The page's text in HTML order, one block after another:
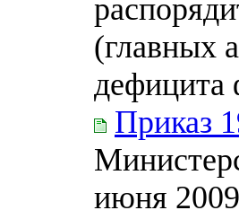
(главных
дефицита
Приказ
июня